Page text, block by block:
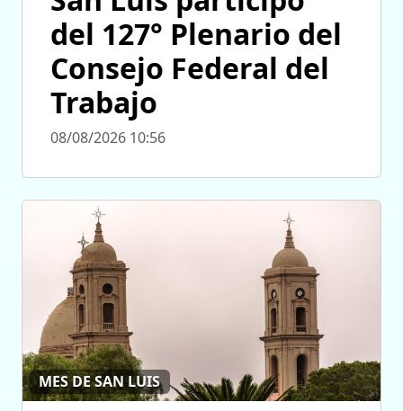
del 127° Plenario del
Consejo Federal del
Trabajo
08/08/2026 10:56
MES DE SAN LUIS